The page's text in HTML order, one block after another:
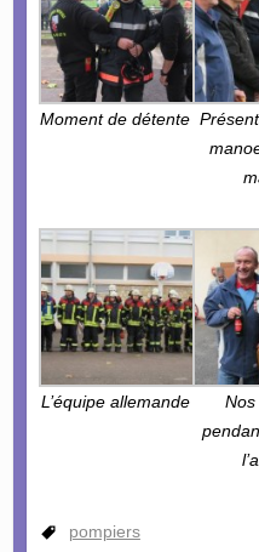
Moment de détente
L’équipe allemande
pompiers